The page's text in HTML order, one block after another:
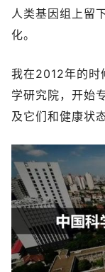
人类基因组上留
化。
我在2012年的时
学研究院，开始
及它们和健康状